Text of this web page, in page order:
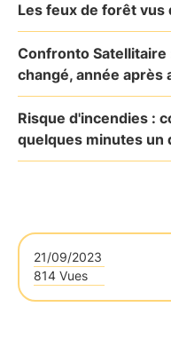
Les feux de forêt vus
Confronto
changé, année après
Risque d'incendies :
quelques minutes un
21/09/2023
814 Vues